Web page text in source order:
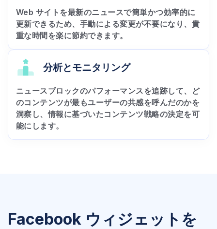
Web サイトを最新のニュースで簡単かつ効率的に
更新できるため、手動による変更が不要になり、貴
重な時間を楽に節約できます。
分析とモニタリング
ニュースブロックのパフォーマンスを追跡して、ど
のコンテンツが最もユーザーの共感を呼んだのかを
洞察し、情報に基づいたコンテンツ戦略の決定を可
能にします。
Facebook ウィジェットを